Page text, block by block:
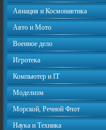
Авиация и Космонавтика
Авто и Мото
Военное дело
Игротека
Компьютер и IT
Моделизм
Морской, Речной Флот
Наука и Техника